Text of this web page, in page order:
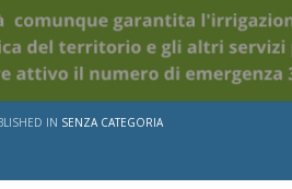
IN SENZA CATEGORIA